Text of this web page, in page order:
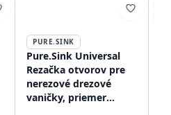
PURE.SINK
Pure.Sink Universal
Rezačka otvorov pre
nerezové drezové
vaničky, priemer